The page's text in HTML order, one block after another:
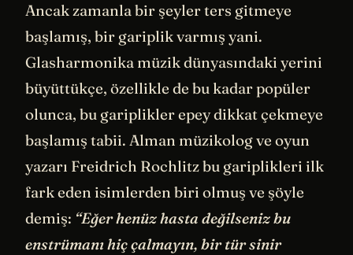
Ancak zamanla bir şeyler ters gitmeye
başlamış, bir gariplik varmış yani.
Glasharmonika müzik dünyasındaki yerini
büyüttükçe, özellikle de bu kadar popüler
olunca, bu gariplikler epey dikkat çekmeye
başlamış tabii. Alman müzikolog ve oyun
yazarı Freidrich Rochlitz bu gariplikleri ilk
fark eden isimlerden biri olmuş ve şöyle
demiş: “Eğer henüz hasta değilseniz bu
enstrümanı hiç çalmayın, bir tür sinir